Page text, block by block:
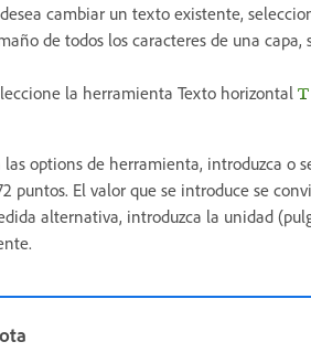
cambiar un texto existente,
de todos los caracteres de una
la herramienta Texto horizontal
las options de herramienta, introduzca o
puntos. El valor que se introduce se
alternativa, introduzca la unidad